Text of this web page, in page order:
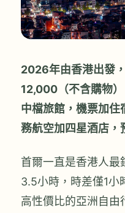
2026年由香港出發
12,000（不含購物
中檔旅館，機票加
務航空加四星酒店
首爾一直是香港人最
3.5小時，時差僅1小
高性價比的亞洲自